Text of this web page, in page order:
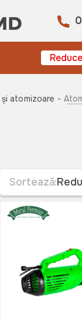
atomizoare -
Sortează: